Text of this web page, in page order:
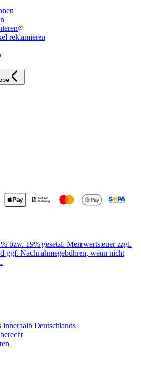
reklamieren
bzw. 19% gesetzl. Mehrwertsteuer zzgl.
ggf. Nachnahmegebühren, wenn nicht
innerhalb Deutschlands